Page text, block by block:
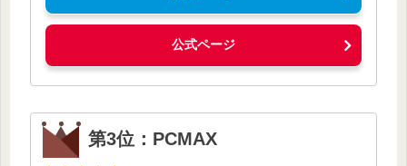
公式ページ
第3位：PCMAX